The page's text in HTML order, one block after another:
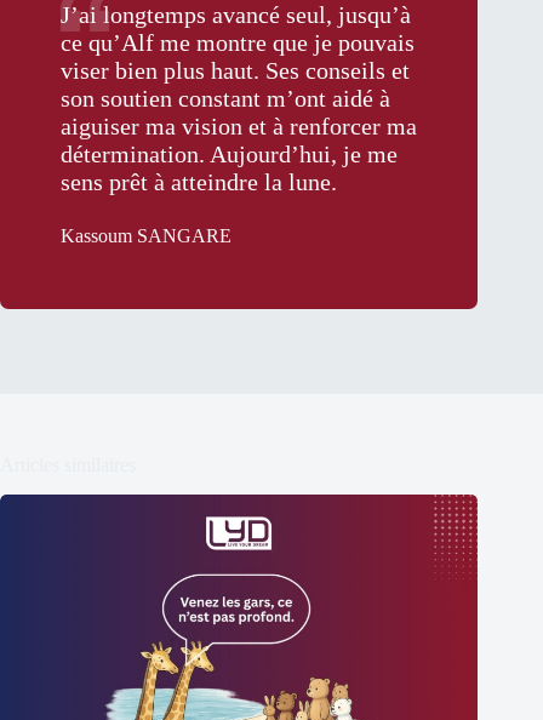
J’ai longtemps avancé seul, jusqu’à
ce qu’Alf me montre que je pouvais
viser bien plus haut. Ses conseils et
son soutien constant m’ont aidé à
aiguiser ma vision et à renforcer ma
détermination. Aujourd’hui, je me
sens prêt à atteindre la lune.
Kassoum SANGARE